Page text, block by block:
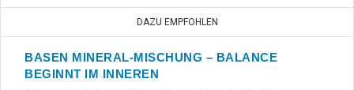
DAZU EMPFOHLEN
BASEN MINERAL-MISCHUNG – BALANCE
BEGINNT IM INNEREN